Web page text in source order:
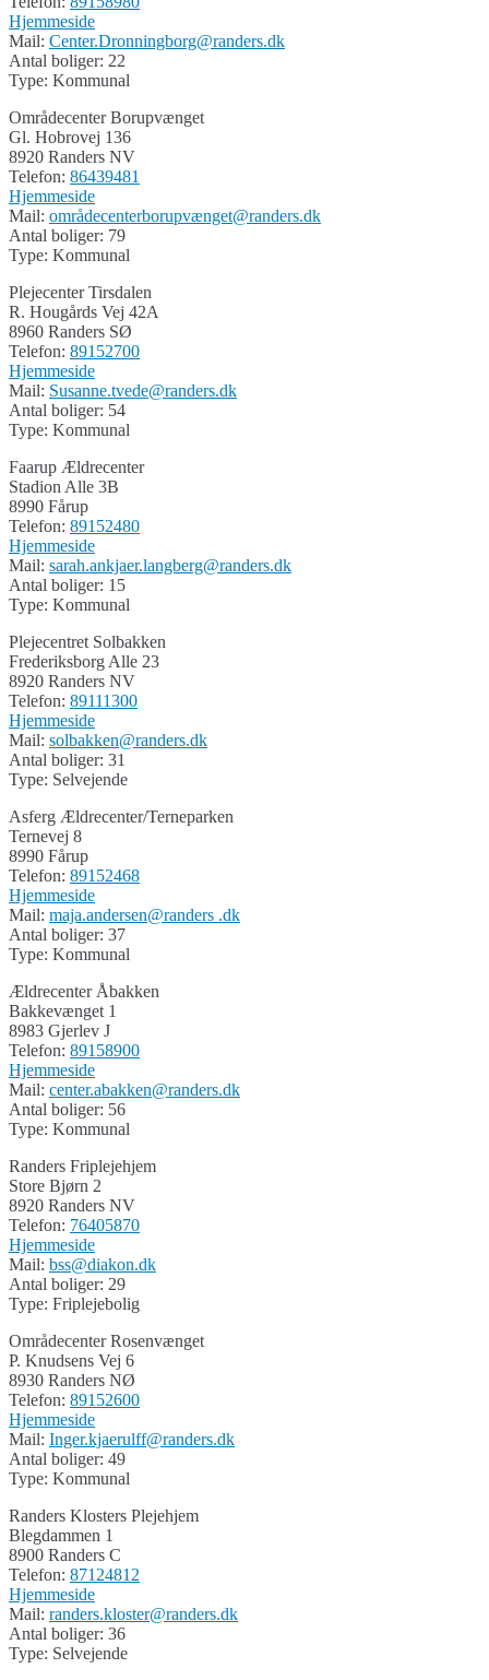
Hjemmeside
Mail: Center.Dronningborg@randers.dk
Antal boliger: 22
Type: Kommunal
Områdecenter Borupvænget
Gl. Hobrovej 136
8920 Randers NV
Telefon: 86439481
Hjemmeside
Mail: områdecenterborupvænget@randers.dk
Antal boliger: 79
Type: Kommunal
Plejecenter Tirsdalen
R. Hougårds Vej 42A
8960 Randers SØ
Telefon: 89152700
Hjemmeside
Mail: Susanne.tvede@randers.dk
Antal boliger: 54
Type: Kommunal
Faarup Ældrecenter
Stadion Alle 3B
8990 Fårup
Telefon: 89152480
Hjemmeside
Mail: sarah.ankjaer.langberg@randers.dk
Antal boliger: 15
Type: Kommunal
Plejecentret Solbakken
Frederiksborg Alle 23
8920 Randers NV
Telefon: 89111300
Hjemmeside
Mail: solbakken@randers.dk
Antal boliger: 31
Type: Selvejende
Asferg Ældrecenter/Terneparken
Ternevej 8
8990 Fårup
Telefon: 89152468
Hjemmeside
Mail: maja.andersen@randers .dk
Antal boliger: 37
Type: Kommunal
Ældrecenter Åbakken
Bakkevænget 1
8983 Gjerlev J
Telefon: 89158900
Hjemmeside
Mail: center.abakken@randers.dk
Antal boliger: 56
Type: Kommunal
Randers Friplejehjem
Store Bjørn 2
8920 Randers NV
Telefon: 76405870
Hjemmeside
Mail: bss@diakon.dk
Antal boliger: 29
Type: Friplejebolig
Områdecenter Rosenvænget
P. Knudsens Vej 6
8930 Randers NØ
Telefon: 89152600
Hjemmeside
Mail: Inger.kjaerulff@randers.dk
Antal boliger: 49
Type: Kommunal
Randers Klosters Plejehjem
Blegdammen 1
8900 Randers C
Telefon: 87124812
Hjemmeside
Mail: randers.kloster@randers.dk
Antal boliger: 36
Type: Selvejende